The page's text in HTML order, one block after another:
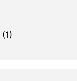
(1)